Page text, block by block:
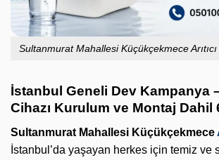
Sultanmurat Mahallesi Küçükçekmece Arıtıcı
İstanbul Geneli Dev Kampanya
Cihazı Kurulum ve Montaj Dahil
Sultanmurat Mahallesi Küçükçekmece
İstanbul’da yaşayan herkes için temiz ve